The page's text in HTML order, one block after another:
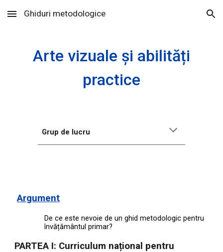
Skip to main content Skip to navigation
Ghiduri metodologice
Arte vizuale și abilități
practice
Grup de lucru
Argument
De ce este nevoie de un ghid metodologic pentru
învățământul primar?
PARTEA I: Curriculum național pentru